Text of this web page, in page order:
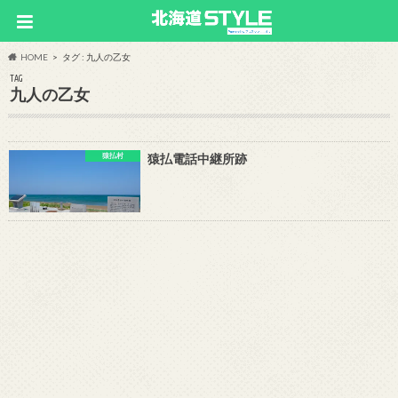
HOME タグ : 九人の乙女
TAG
九人の乙女
猿払村 猿払電話中継所跡